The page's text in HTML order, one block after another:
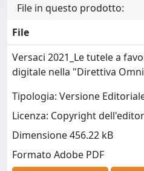
File in questo prodotto:
File
Versaci 2021_Le tutele a
digitale nella "Direttiva
Tipologia: Versione
Licenza: Copyright
Dimensione 456.22 kB
Formato Adobe PDF